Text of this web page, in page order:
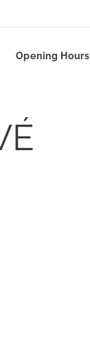
Opening Hours